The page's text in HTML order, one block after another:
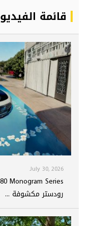
قائمة الفيديو
July 30, 2026
رودستر مكشوفة ...